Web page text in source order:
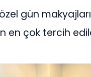
gün
en çok tercih